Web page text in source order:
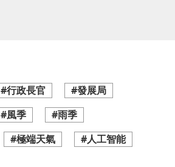
#行政長官
#發展局
#風季
#雨季
#極端天氣 #人工智能